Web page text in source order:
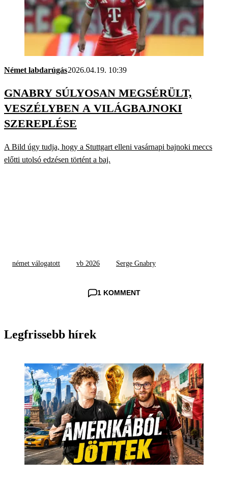
Német labdarúgás2026.04.19. 10:39
GNABRY SÚLYOSAN MEGSÉRÜLT,
VESZÉLYBEN A VILÁGBAJNOKI
SZEREPLÉSE
A Bild úgy tudja, hogy a Stuttgart elleni vasárnapi bajnoki meccs
előtti utolsó edzésen történt a baj.
német válogatott vb 2026 Serge Gnabry
1 KOMMENT
Legfrissebb hírek